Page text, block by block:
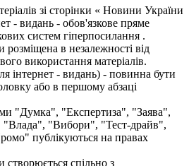
зі сторінки « Новини України
- видань - обов'язкове пряме
систем гіперпосилання .
в незалежності від
використання матеріалів.
інтернет - видань) - повинна бути
або в першому абзаці
"Думка", "Експертиза", "Заява",
"Влада", "Вибори", "Тест-драйв",
публікуються на правах
створюється спільно з